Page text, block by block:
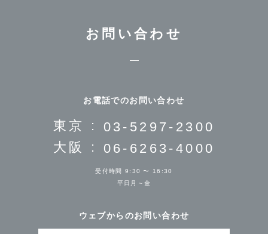
お問い合わせ
お電話でのお問い合わせ
東京 : 03-5297-2300
大阪 : 06-6263-4000
受付時間 9:30 〜 16:30
平日月～金
ウェブからのお問い合わせ